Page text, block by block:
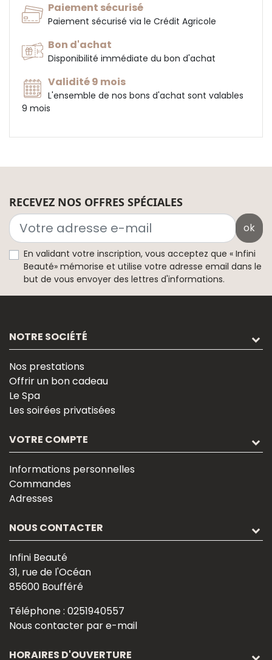
Paiement sécurisé
Paiement sécurisé via le Crédit Agricole
Bon d'achat
Disponibilité immédiate du bon d'achat
Validité 9 mois
L'ensemble de nos bons d'achat sont valables
9 mois
RECEVEZ NOS OFFRES SPÉCIALES
ok
En validant votre inscription, vous acceptez que « Infini
Beauté» mémorise et utilise votre adresse email dans le
but de vous envoyer des lettres d'informations.
NOTRE SOCIÉTÉ
Nos prestations
Offrir un bon cadeau
Le Spa
Les soirées privatisées
VOTRE COMPTE
Informations personnelles
Commandes
Adresses
NOUS CONTACTER
Infini Beauté
31, rue de l'Océan
85600 Boufféré
Téléphone : 0251940557
Nous contacter par e-mail
HORAIRES D'OUVERTURE